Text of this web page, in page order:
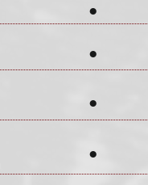
●
●
●
●